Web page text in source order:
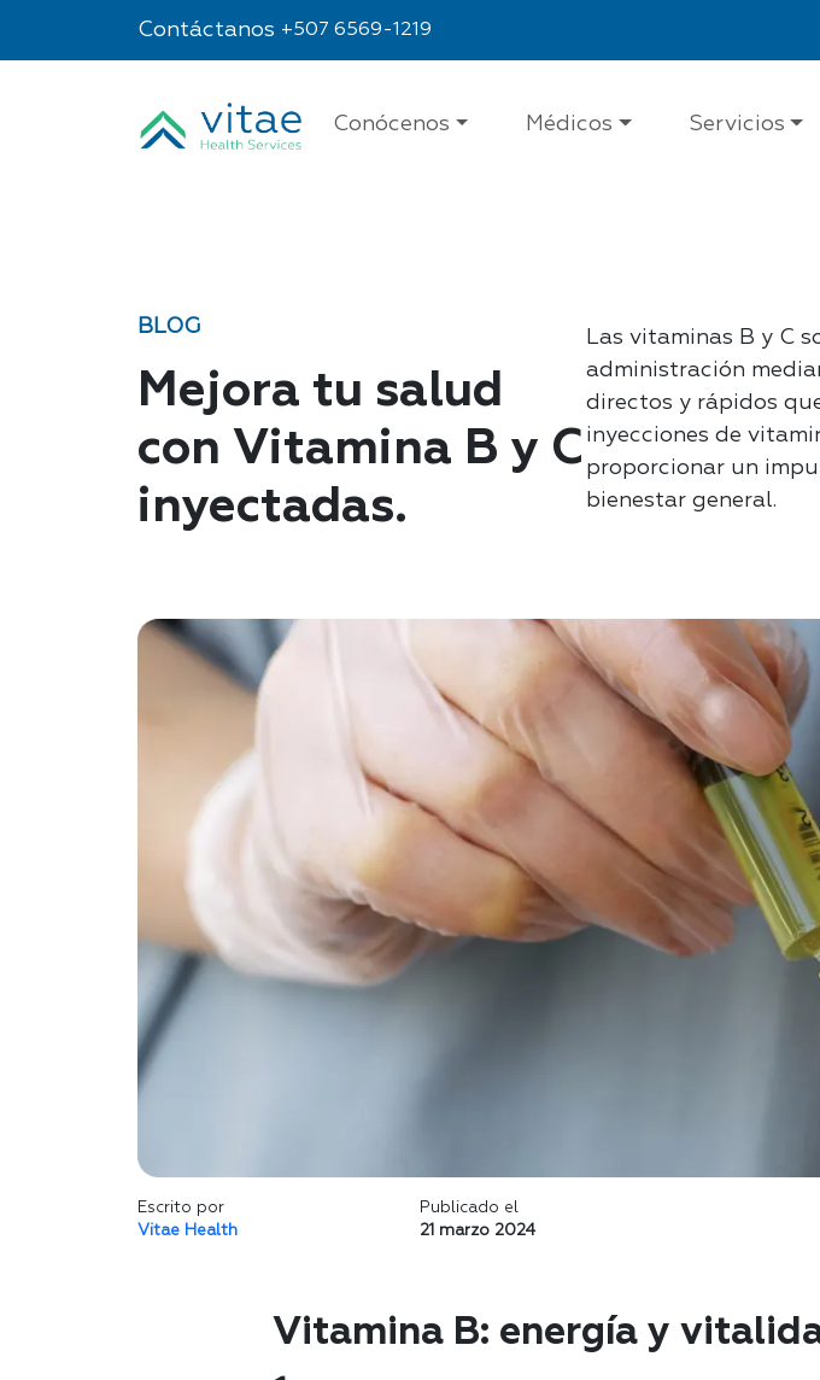
Contáctanos +507 6569-1219
Conócenos Médicos Servicios
BLOG
Mejora tu salud
con Vitamina B y C
inyectadas.
Las vitaminas B y C
administración
directos y rápidos
inyecciones de
proporcionar un
bienestar general.
Escrito por
Vitae Health
Publicado el
21 marzo 2024
Vitamina B: energía y